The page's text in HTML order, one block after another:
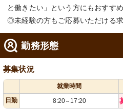
と働きたい」という方にもおすすめ
◎未経験の方もご応募いただける
勤務形態
募集状況
就業時間
日勤
8:20～ 17:20